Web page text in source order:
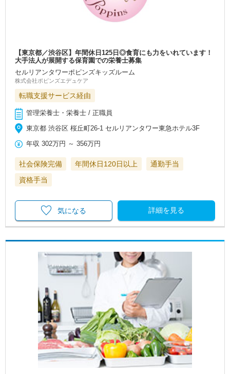
【東京都／渋谷区】年間休日125日◎食育にも力をいれています！
大手法人が展開する保育園での栄養士募集
セルリアンタワーポピンズキッズルーム
株式会社ポピンズエデュケア
転職支援サービス経由
管理栄養士・栄養士 / 正職員
東京都 渋谷区 桜丘町26-1 セルリアンタワー東急ホテル3F
年収 302万円 ～356万円
社会保険完備 年間休日120日以上
通勤手当
資格手当
詳細を見る
気になる